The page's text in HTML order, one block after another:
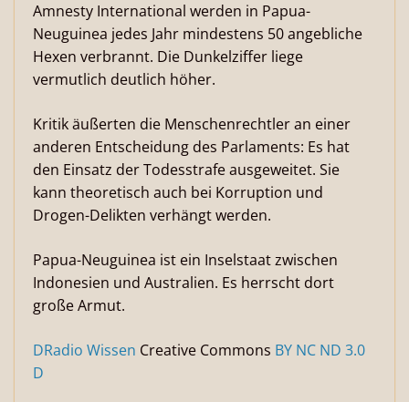
Amnesty International werden in Papua-
Neuguinea jedes Jahr mindestens 50 angebliche
Hexen verbrannt. Die Dunkelziffer liege
vermutlich deutlich höher.
Kritik äußerten die Menschenrechtler an einer
anderen Entscheidung des Parlaments: Es hat
den Einsatz der Todesstrafe ausgeweitet. Sie
kann theoretisch auch bei Korruption und
Drogen-Delikten verhängt werden.
Papua-Neuguinea ist ein Inselstaat zwischen
Indonesien und Australien. Es herrscht dort
große Armut.
DRadio Wissen Creative Commons BY NC ND 3.0
D